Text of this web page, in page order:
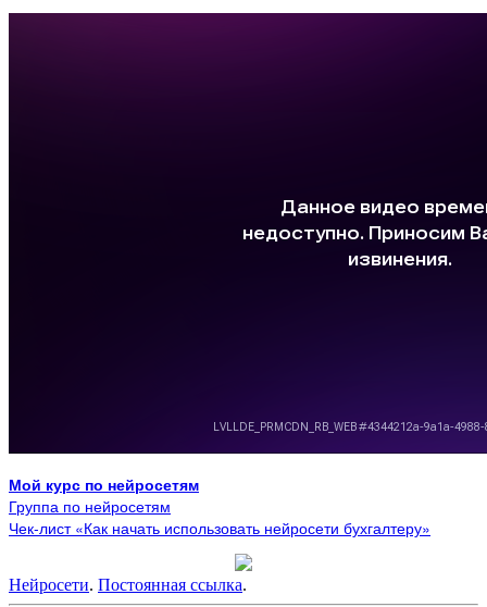
Мой курс по нейросетям
Группа по нейросетям
Чек-лист «Как начать использовать нейросети бухгалтеру»
Нейросети. Постоянная ссылка.